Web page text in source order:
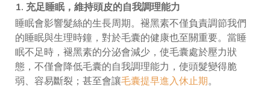
1. 充足睡眠，維持頭皮的自我調理能力
睡眠會影響髮絲的生長周期。褪黑素不僅負責調節我們
的睡眠與生理時鐘，對於毛囊的健康也至關重要。當睡
眠不足時，褪黑素的分泌會減少，使毛囊處於壓力狀
態，不僅會降低毛囊的自我調理能力，使頭髮變得脆
弱、容易斷裂；甚至會讓毛囊提早進入休止期。